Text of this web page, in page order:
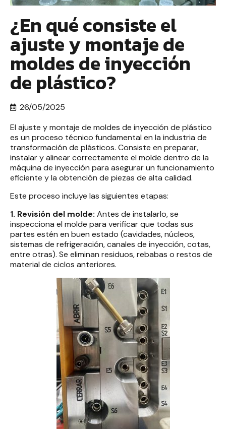
¿En qué consiste el
ajuste y montaje de
moldes de inyección
de plástico?
26/05/2025
El ajuste y montaje de moldes de inyección de plástico
es un proceso técnico fundamental en la industria de
transformación de plásticos. Consiste en preparar,
instalar y alinear correctamente el molde dentro de la
máquina de inyección para asegurar un funcionamiento
eficiente y la obtención de piezas de alta calidad.
Este proceso incluye las siguientes etapas:
1. Revisión del molde: Antes de instalarlo, se
inspecciona el molde para verificar que todas sus
partes estén en buen estado (cavidades, núcleos,
sistemas de refrigeración, canales de inyección, cotas,
entre otras). Se eliminan residuos, rebabas o restos de
material de ciclos anteriores.